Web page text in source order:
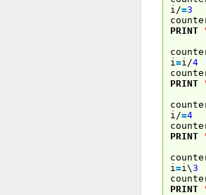
i/=3
PRINT
i =i/4
PRINT
i/=4
PRINT
i =i\3
PRINT